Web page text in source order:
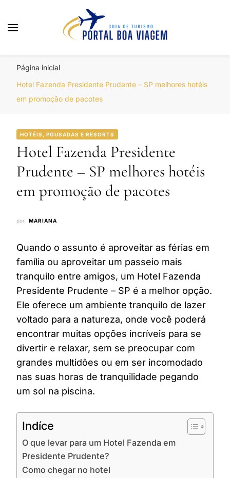
Página inicial
Hotel Fazenda Presidente Prudente – SP melhores hotéis
em promoção de pacotes
HOTÉIS, POUSADAS E RESORTS
Hotel Fazenda Presidente
Prudente – SP melhores hotéis
em promoção de pacotes
por MARIANA
Quando o assunto é aproveitar as férias em
família ou aproveitar um passeio mais
tranquilo entre amigos, um Hotel Fazenda
Presidente Prudente – SP é a melhor opção.
Ele oferece um ambiente tranquilo de lazer
voltado para a natureza, onde você poderá
encontrar muitas opções incríveis para se
divertir e relaxar, sem se preocupar com
grandes multidões ou em ser incomodado
nas suas horas de tranquilidade pegando
um sol na piscina.
Indíce
O que levar para um Hotel Fazenda em
Presidente Prudente?
Como chegar no hotel